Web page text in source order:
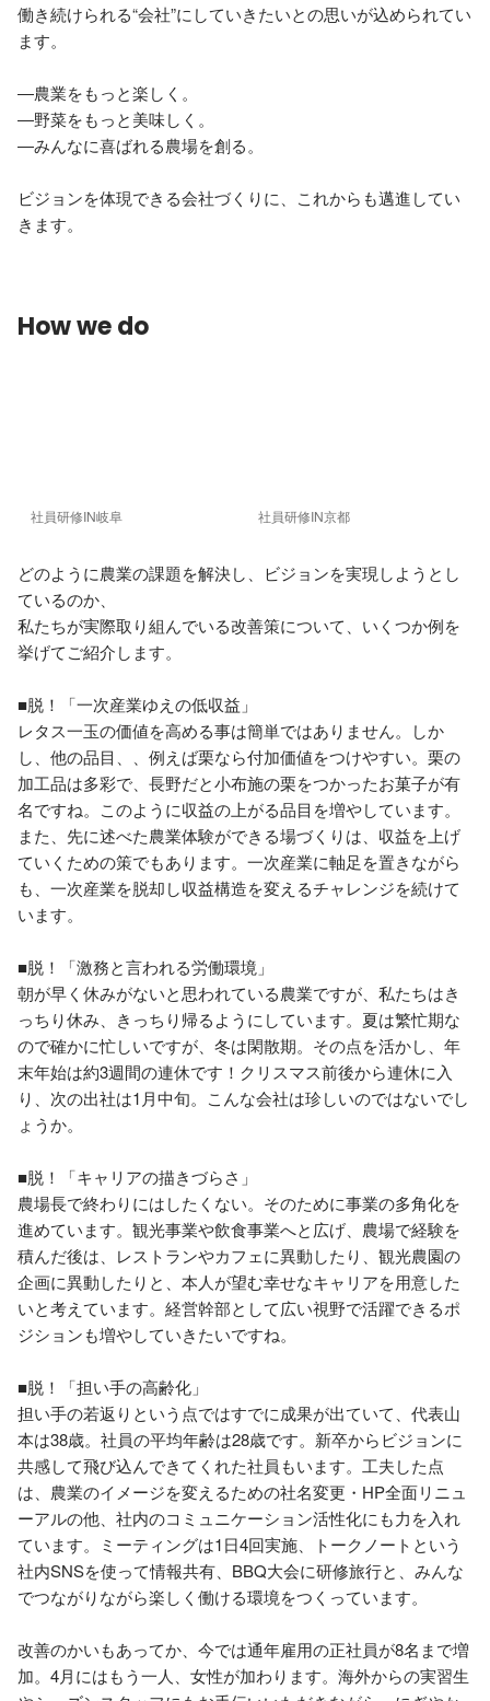
働き続けられる“会社”にしていきたいとの思いが込められてい
ます。
―農業をもっと楽しく。
―野菜をもっと美味しく。
―みんなに喜ばれる農場を創る。
ビジョンを体現できる会社づくりに、これからも邁進してい
きます。
How we do
社員研修IN岐阜 社員研修IN京都
どのように農業の課題を解決し、ビジョンを実現しようとし
ているのか、
私たちが実際取り組んでいる改善策について、いくつか例を
挙げてご紹介します。
■脱！「一次産業ゆえの低収益」
レタス一玉の価値を高める事は簡単ではありません。しか
し、他の品目、、例えば栗なら付加価値をつけやすい。栗の
加工品は多彩で、長野だと小布施の栗をつかったお菓子が有
名ですね。このように収益の上がる品目を増やしています。
また、先に述べた農業体験ができる場づくりは、収益を上げ
ていくための策でもあります。一次産業に軸足を置きながら
も、一次産業を脱却し収益構造を変えるチャレンジを続けて
います。
■脱！「激務と言われる労働環境」
朝が早く休みがないと思われている農業ですが、私たちはき
っちり休み、きっちり帰るようにしています。夏は繁忙期な
ので確かに忙しいですが、冬は閑散期。その点を活かし、年
末年始は約3週間の連休です！クリスマス前後から連休に入
り、次の出社は1月中旬。こんな会社は珍しいのではないでし
ょうか。
■脱！「キャリアの描きづらさ」
農場長で終わりにはしたくない。そのために事業の多角化を
進めています。観光事業や飲食事業へと広げ、農場で経験を
積んだ後は、レストランやカフェに異動したり、観光農園の
企画に異動したりと、本人が望む幸せなキャリアを用意した
いと考えています。経営幹部として広い視野で活躍できるポ
ジションも増やしていきたいですね。
■脱！「担い手の高齢化」
担い手の若返りという点ではすでに成果が出ていて、代表山
本は38歳。社員の平均年齢は28歳です。新卒からビジョンに
共感して飛び込んできてくれた社員もいます。工夫した点
は、農業のイメージを変えるための社名変更・HP全面リニュ
ーアルの他、社内のコミュニケーション活性化にも力を入れ
ています。ミーティングは1日4回実施、トークノートという
社内SNSを使って情報共有、BBQ大会に研修旅行と、みんな
でつながりながら楽しく働ける環境をつくっています。
改善のかいもあってか、今では通年雇用の正社員が8名まで増
加。4月にはもう一人、女性が加わります。海外からの実習生